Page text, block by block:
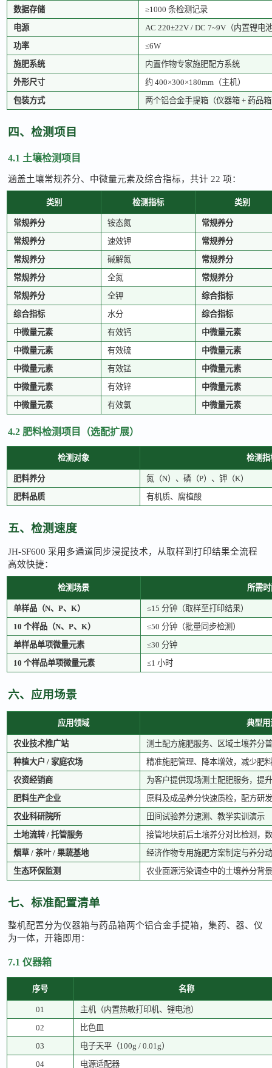
数据存储
≥1000 条检测记录
电源
AC 220±22V / DC 7~9V（内置锂电
功率
≤6W
施肥系统
内置作物专家施肥配方系统
外形尺寸
约400×300×180mm（主机）
包装方式
两个铝合金手提箱（仪器箱+ 药品
四、检测项目
4.1 土壤检测项目
涵盖土壤常规养分、中微量元素及综合指标，共计 22 项：
类别 检测指标 类别
常规养分 铵态氮
常规养分
常规养分
速效钾
常规养分
常规养分
碱解氮
常规养分
常规养分
全氮
常规养分
常规养分
全钾
综合指标
综合指标
水分
综合指标
中微量元素
有效钙
中微量元素
中微量元素
有效硫
中微量元素
中微量元素
有效锰
中微量元素
中微量元素
有效锌
中微量元素
中微量元素
有效氯 中微量元素
4.2 肥料检测项目（选配扩展）
检测对象 检测指
肥料养分 氮（N）、磷（P）、钾（K）
肥料品质
有机质、腐植酸
五、检测速度
JH-SF600 采用多通道同步浸提技术，从取样到打印结果全流程
高效快捷：
检测场景 所需
单样品（N、P、K）
≤15 分钟（取样至打印结果）
10 个样品（N、P、K）
≤50 分钟（批量同步检测）
单样品单项微量元素
≤30 分钟
10 个样品单项微量元素
≤1 小时
六、应用场景
应用领域 典型用
农业技术推广站
测土配方施肥服务、区域土壤养分
种植大户 / 家庭农场
精准施肥管理、降本增效，减少肥
农资经销商
为客户提供现场测土配肥服务，提
肥料生产企业
原料及成品养分快速质检，配方研
农业科研院所
田间试验养分速测、教学实训演示
土地流转/ 托管服务
接管地块前后土壤养分对比检测，
烟草/ 茶叶 / 果蔬基地
经济作物专用施肥方案制定与养分
生态环保监测
农业面源污染调查中的土壤养分背
七、标准配置清单
整机配置分为仪器箱与药品箱两个铝合金手提箱，集药、器、仪
为一体，开箱即用：
7.1 仪器箱
序号 名称
01
主机（内置热敏打印机、锂电池）
02
比色皿
03
电子天平（100g / 0.01g）
04
电源适配器